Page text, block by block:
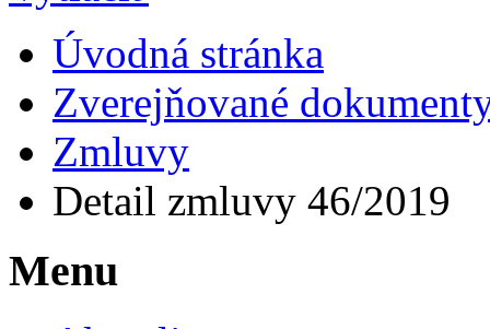
Úvodná stránka
Zverejňované
Zmluvy
Detail zmluvy 46/2019
Menu